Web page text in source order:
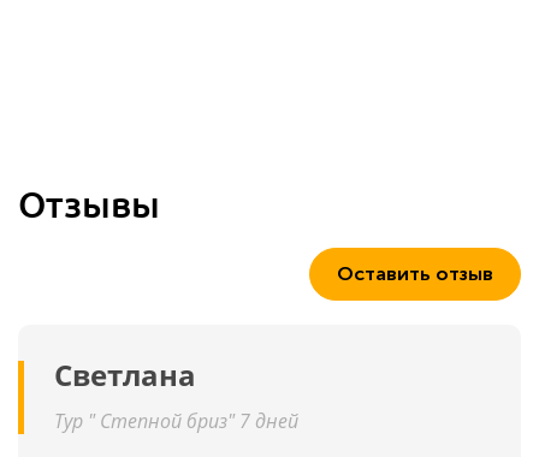
Отзывы
Оставить отзыв
Светлана
Тур " Степной бриз" 7 дней